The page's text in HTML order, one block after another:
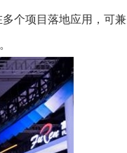
个项目落地应用，可兼